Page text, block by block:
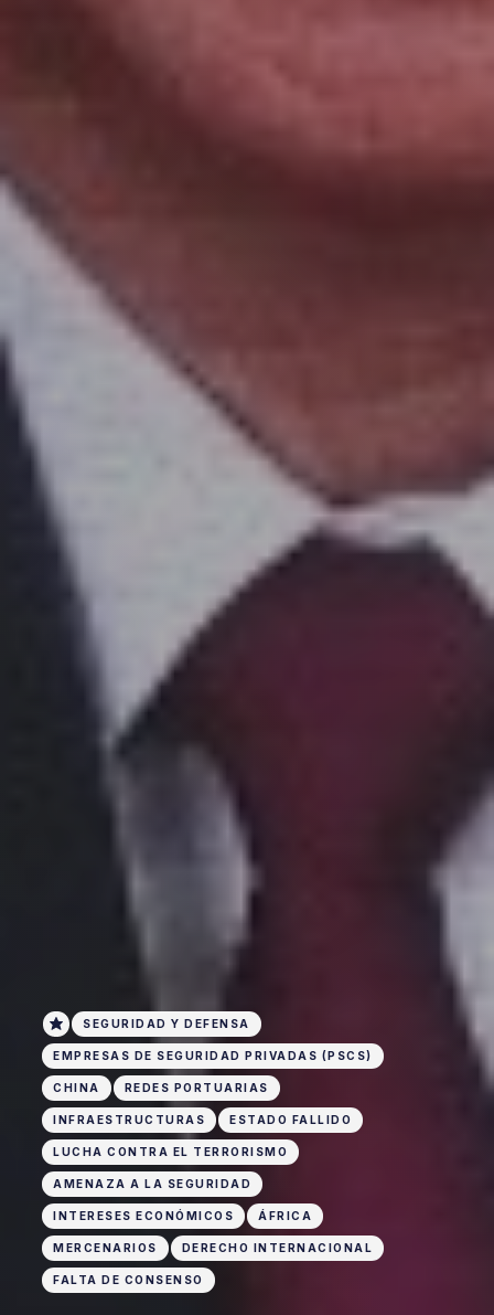
SEGURIDAD Y DEFENSA
EMPRESAS DE SEGURIDAD PRIVADAS (PSCS)
CHINA REDES PORTUARIAS
INFRAESTRUCTURAS ESTADO FALLIDO
LUCHA CONTRA EL TERRORISMO
AMENAZA A LA SEGURIDAD
INTERESES ECONÓMICOS ÁFRICA
MERCENARIOS DERECHO INTERNACIONAL
FALTA DE CONSENSO